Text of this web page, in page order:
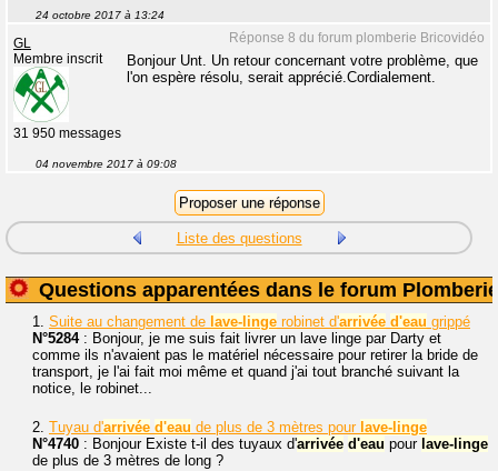
24 octobre 2017 à 13:24
Réponse 8 du forum plomberie Bricovidéo
GL
Membre inscrit
31 950 messages
Bonjour Unt. Un retour concernant votre problème, que
l'on espère résolu, serait apprécié.Cordialement.
04 novembre 2017 à 09:08
Liste des questions
Questions apparentées dans le forum Plomberie
1. Suite au changement de lave-linge robinet d'arrivée d'eau grippé
N°5284: Bonjour, je me suis fait livrer un lave linge par Darty et
comme ils n'avaient pas le matériel nécessaire pour retirer la bride de
transport, je l'ai fait moi même et quand j'ai tout branché suivant la
notice, le robinet...
2. Tuyau d'arrivée d'eau de plus de 3 mètres pour lave-linge
N°4740 : Bonjour Existe t-il des tuyaux d'arrivée d'eau pour lave-linge
de plus de 3 mètres de long ?